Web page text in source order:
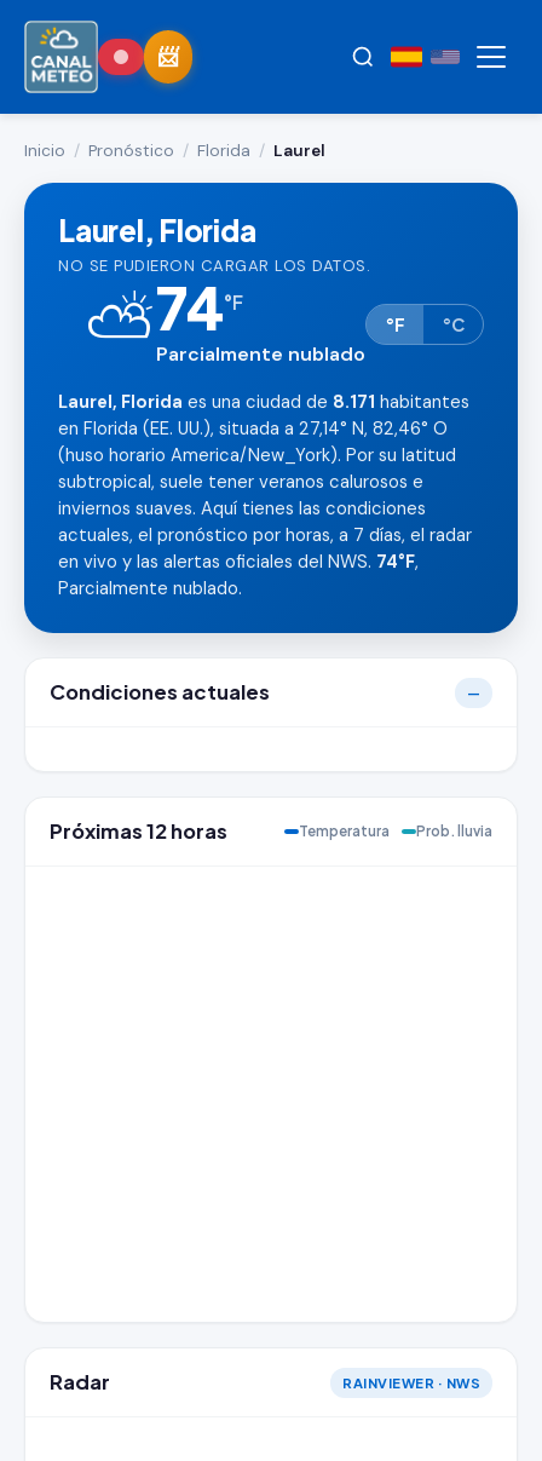
Inicio / Pronóstico / Florida / Laurel
Laurel, Florida
NO SE PUDIERON CARGAR LOS DATOS.
⛅74°F
Parcialmente nublado
°F °C
Laurel, Florida es una ciudad de 8.171 habitantes
en Florida (EE. UU.), situada a 27,14° N, 82,46° O
(huso horario America/New_York). Por su latitud
subtropical, suele tener veranos calurosos e
inviernos suaves. Aquí tienes las condiciones
actuales, el pronóstico por horas, a 7 días, el radar
en vivo y las alertas oficiales del NWS. 74°F,
Parcialmente nublado.
Condiciones actuales —
Próximas 12 horas Temperatura Prob. lluvia
Radar RAINVIEWER · NWS